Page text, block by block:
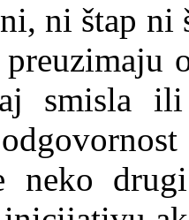
ni štap ni
smisla
neko